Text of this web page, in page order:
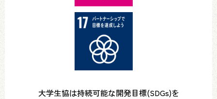
大学生協は持続可能な開発目標(SDGs)を